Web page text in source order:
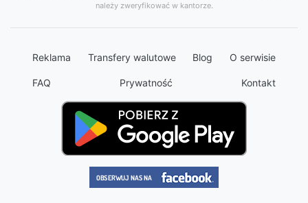
należy zweryfikować w kantorze.
Reklama Transfery walutowe Blog O serwisie
FAQ Prywatność Kontakt